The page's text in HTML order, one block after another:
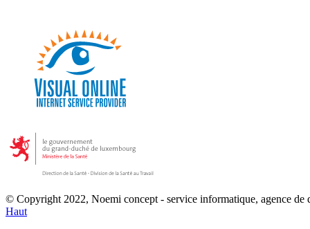
© Copyright 2022, Noemi concept - service informatique, agence
Haut